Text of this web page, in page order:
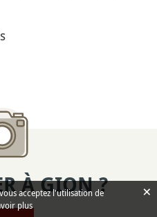
À GION ?
acceptez l'utilisation de
plus
×